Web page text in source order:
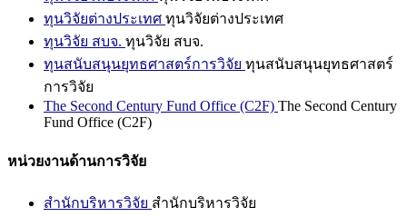
ทุนวิจัยต่างประเทศ ทุนวิจัยต่างประเทศ
ทุนวิจัย สบจ. ทุนวิจัย สบจ.
ทุนสนับสนุนยุทธศาสตร์การวิจัย ทุนสนับสนุนยุทธศาสตร์
การวิจัย
The Second Century Fund Office (C2F) The Second Century
Fund Office (C2F)
หน่วยงานด้านการวิจัย
สำนักบริหารวิจัย สำนักบริหารวิจัย